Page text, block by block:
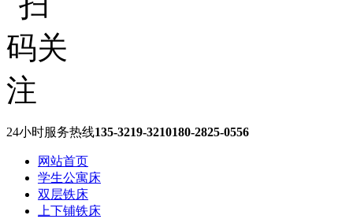
24小时服务热线135-3219-3210180-2825-0556
网站首页
学生公寓床
双层铁床
上下铺铁床